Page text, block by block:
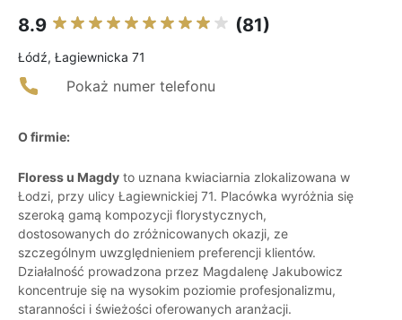
8.9 (81)
Łódź, Łagiewnicka 71
Pokaż numer telefonu
O firmie:
Floress u Magdy to uznana kwiaciarnia zlokalizowana w
Łodzi, przy ulicy Łagiewnickiej 71. Placówka wyróżnia się
szeroką gamą kompozycji florystycznych,
dostosowanych do zróżnicowanych okazji, ze
szczególnym uwzględnieniem preferencji klientów.
Działalność prowadzona przez Magdalenę Jakubowicz
koncentruje się na wysokim poziomie profesjonalizmu,
staranności i świeżości oferowanych aranżacji.